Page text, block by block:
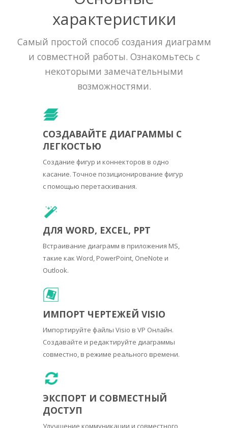
характеристики
Самый простой способ создания диаграмм
и совместной работы. Ознакомьтесь с
некоторыми замечательными
возможностями.
СОЗДАВАЙТЕ ДИАГРАММЫ С
ЛЕГКОСТЬЮ
Создание фигур и коннекторов в одно
касание. Точное позиционирование фигур
с помощью перетаскивания.
ДЛЯ WORD, EXCEL, PPT
Встраивание диаграмм в приложения MS,
такие как Word, PowerPoint, OneNote и
Outlook.
ИМПОРТ ЧЕРТЕЖЕЙ VISIO
Импортируйте файлы Visio в VP Онлайн.
Создавайте и редактируйте диаграммы
совместно, в режиме реального времени.
ЭКСПОРТ И СОВМЕСТНЫЙ
ДОСТУП
Улучшение коммуникации и совместного